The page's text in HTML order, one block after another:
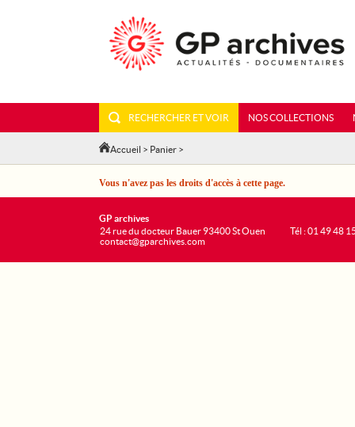
RECHERCHER ET VOIR NOS COLLECTIONS
Accueil > Panier >
Vous n'avez pas les droits d'accès à cette page.
GP archives
24 rue du docteur Bauer 93400 St Ouen
contact@gparchives.com
Tél : 01 49 48